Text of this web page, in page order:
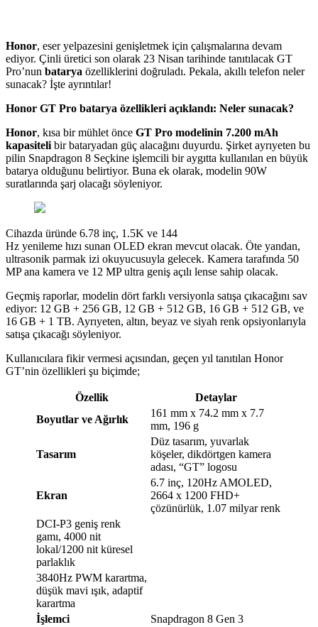
Honor, eser yelpazesini genişletmek için çalışmalarına devam
ediyor. Çinli üretici son olarak 23 Nisan tarihinde tanıtılacak GT
Pro’nun batarya özelliklerini doğruladı. Pekala, akıllı telefon neler
sunacak? İşte ayrıntılar!
Honor GT Pro batarya özellikleri açıklandı: Neler sunacak?
Honor, kısa bir mühlet önce GT Pro modelinin 7.200 mAh
kapasiteli bir bataryadan güç alacağını duyurdu. Şirket ayrıyeten bu
pilin Snapdragon 8 Seçkine işlemcili bir aygıtta kullanılan en büyük
batarya olduğunu belirtiyor. Buna ek olarak, modelin 90W
suratlarında şarj olacağı söyleniyor.
Cihazda üründe 6.78 inç, 1.5K ve 144
Hz yenileme hızı sunan OLED ekran mevcut olacak. Öte yandan,
ultrasonik parmak izi okuyucusuyla gelecek. Kamera tarafında 50
MP ana kamera ve 12 MP ultra geniş açılı lense sahip olacak.
Geçmiş raporlar, modelin dört farklı versiyonla satışa çıkacağını sav
ediyor: 12 GB + 256 GB, 12 GB + 512 GB, 16 GB + 512 GB, ve
16 GB + 1 TB. Ayrıyeten, altın, beyaz ve siyah renk opsiyonlarıyla
satışa çıkacağı söyleniyor.
Kullanıcılara fikir vermesi açısından, geçen yıl tanıtılan Honor
GT’nin özellikleri şu biçimde;
Özellik
Detaylar
Boyutlar ve Ağırlık
161 mm x 74.2 mm x 7.7
mm, 196 g
Tasarım
Düz tasarım, yuvarlak
köşeler, dikdörtgen kamera
adası, “GT” logosu
Ekran
6.7 inç, 120Hz AMOLED,
2664 x 1200 FHD+
çözünürlük, 1.07 milyar renk
DCI-P3 geniş renk
gamı, 4000 nit
lokal/1200 nit küresel
parlaklık
3840Hz PWM karartma,
düşük mavi ışık, adaptif
karartma
İşlemci
Snapdragon 8 Gen 3